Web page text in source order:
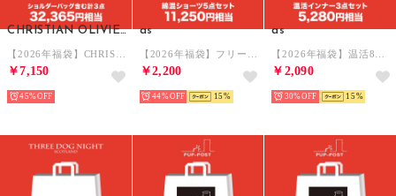
CHRISTIAN OLIVIER PARIS
￥7,150
45%
as
￥2,200
44% 15
as
￥2,090
30% 15